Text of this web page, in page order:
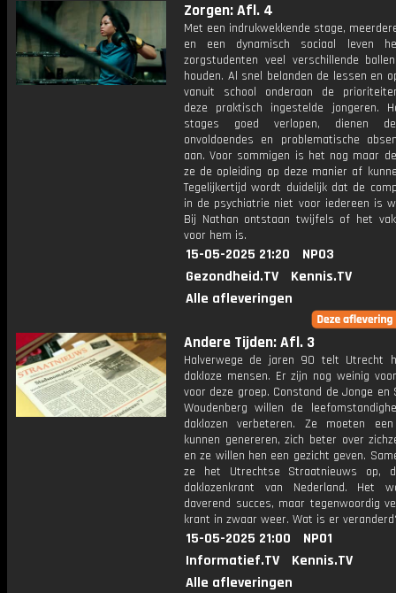
Zorgen: Afl. 4
Met een indrukwekkende stage,
en een dynamisch sociaal leven
zorgstudenten veel verschillende
houden. Al snel belanden de lessen en
vanuit school onderaan de
deze praktisch ingestelde jongeren.
stages goed verlopen, dienen
onvoldoendes en problematische
aan. Voor sommigen is het nog maar
ze de opleiding op deze manier af
Tegelijkertijd wordt duidelijk dat de
in de psychiatrie niet voor iedereen is
Bij Nathan ontstaan twijfels of het
voor hem is.
15-05-2025 21:20
NPO3
Gezondheid.TV
Kennis.TV
Alle afleveringen
Andere Tijden: Afl. 3
Halverwege de jaren 90 telt Utrecht
dakloze mensen. Er zijn nog weinig
voor deze groep. Constand de Jonge en
Woudenberg willen de
daklozen verbeteren. Ze moeten
kunnen genereren, zich beter over
en ze willen hen een gezicht geven.
ze het Utrechtse Straatnieuws op,
daklozenkrant van Nederland. Het
daverend succes, maar tegenwoordig
krant in zwaar weer. Wat is er
15-05-2025 21:00
NPO1
Informatief.TV
Kennis.TV
Alle afleveringen